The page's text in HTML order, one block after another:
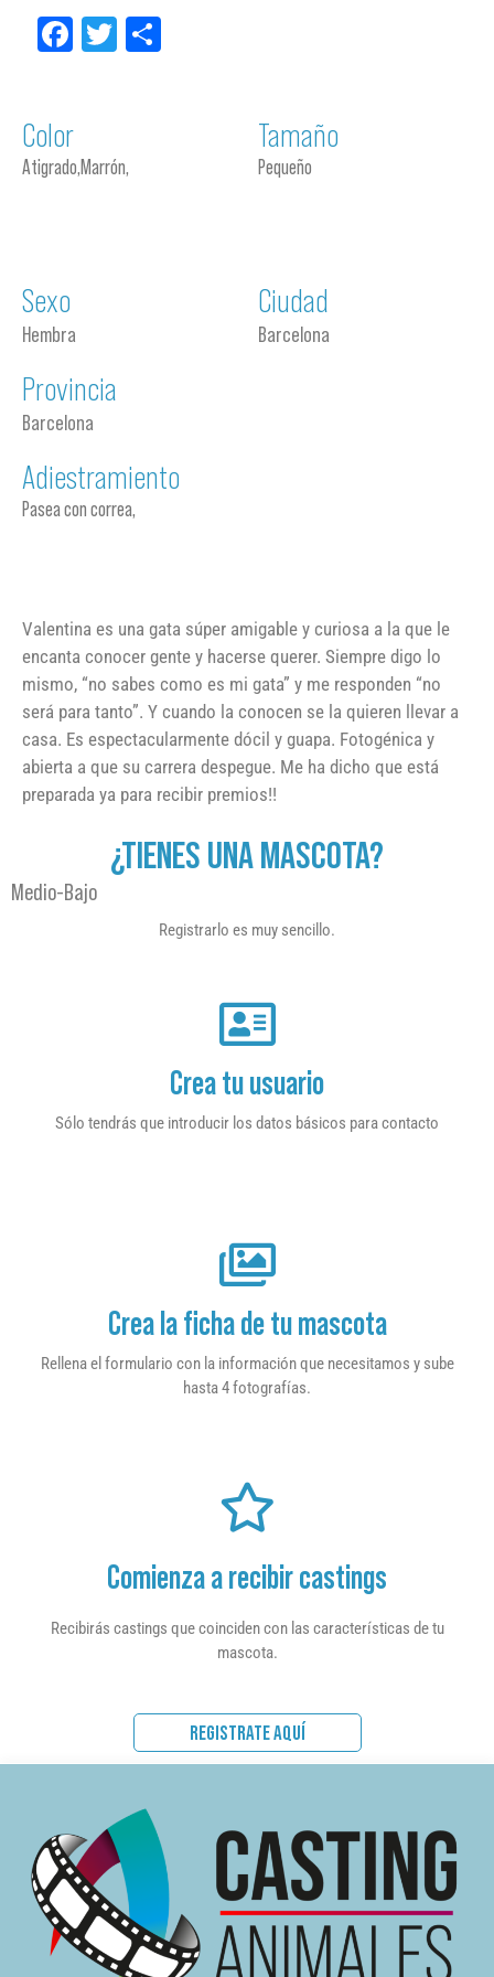
Facebook
Twitter
Color
Atigrado,Marrón,
Tamaño
Pequeño
Sexo
Hembra
Ciudad
Barcelona
Provincia
Barcelona
Adiestramiento
Pasea con correa,
Valentina es una gata súper amigable y curiosa a la que le
encanta conocer gente y hacerse querer. Siempre digo lo
mismo, “no sabes como es mi gata” y me responden “no
será para tanto”. Y cuando la conocen se la quieren llevar a
casa. Es espectacularmente dócil y guapa. Fotogénica y
abierta a que su carrera despegue. Me ha dicho que está
preparada ya para recibir premios!!
¿TIENES UNA MASCOTA?
Medio-Bajo
Registrarlo es muy sencillo.
Crea tu usuario
Sólo tendrás que introducir los datos básicos para contacto
Crea la ficha de tu mascota
Rellena el formulario con la información que necesitamos y sube
hasta 4 fotografías.
Comienza a recibir castings
Recibirás castings que coinciden con las características de tu
mascota.
REGISTRATE AQUÍ